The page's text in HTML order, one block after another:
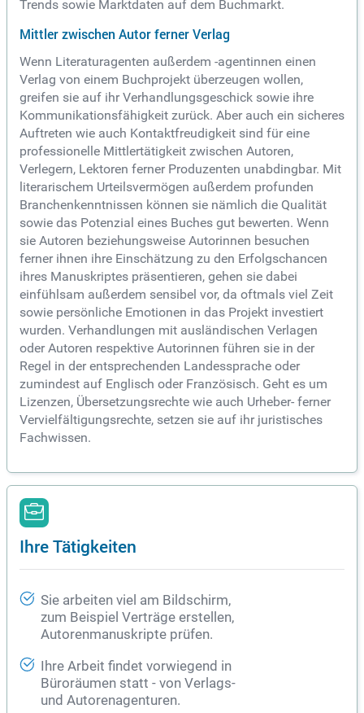
Trends sowie Marktdaten auf dem Buchmarkt.
Mittler zwischen Autor ferner Verlag
Wenn Literaturagenten außerdem -agentinnen einen
Verlag von einem Buchprojekt überzeugen wollen,
greifen sie auf ihr Verhandlungsgeschick sowie ihre
Kommunikationsfähigkeit zurück. Aber auch ein sicheres
Auftreten wie auch Kontaktfreudigkeit sind für eine
professionelle Mittlertätigkeit zwischen Autoren,
Verlegern, Lektoren ferner Produzenten unabdingbar. Mit
literarischem Urteilsvermögen außerdem profunden
Branchenkenntnissen können sie nämlich die Qualität
sowie das Potenzial eines Buches gut bewerten. Wenn
sie Autoren beziehungsweise Autorinnen besuchen
ferner ihnen ihre Einschätzung zu den Erfolgschancen
ihres Manuskriptes präsentieren, gehen sie dabei
einfühlsam außerdem sensibel vor, da oftmals viel Zeit
sowie persönliche Emotionen in das Projekt investiert
wurden. Verhandlungen mit ausländischen Verlagen
oder Autoren respektive Autorinnen führen sie in der
Regel in der entsprechenden Landessprache oder
zumindest auf Englisch oder Französisch. Geht es um
Lizenzen, Übersetzungsrechte wie auch Urheber- ferner
Vervielfältigungsrechte, setzen sie auf ihr juristisches
Fachwissen.
Ihre Tätigkeiten
Sie arbeiten viel am Bildschirm,
zum Beispiel Verträge erstellen,
Autorenmanuskripte prüfen.
Ihre Arbeit findet vorwiegend in
Büroräumen statt - von Verlags-
und Autorenagenturen.